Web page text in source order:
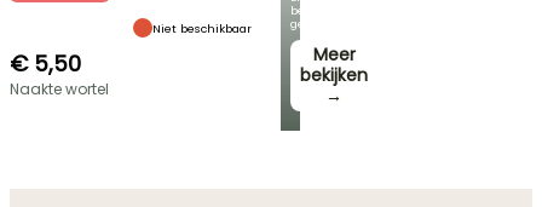
bespaar
geld!
Meer
bekijken
→
Niet beschikbaar
€ 5,50
Naakte wortel